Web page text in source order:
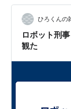
を追跡しまし
違って車は右
統治していた
ひろくんの
ロボット刑
観た